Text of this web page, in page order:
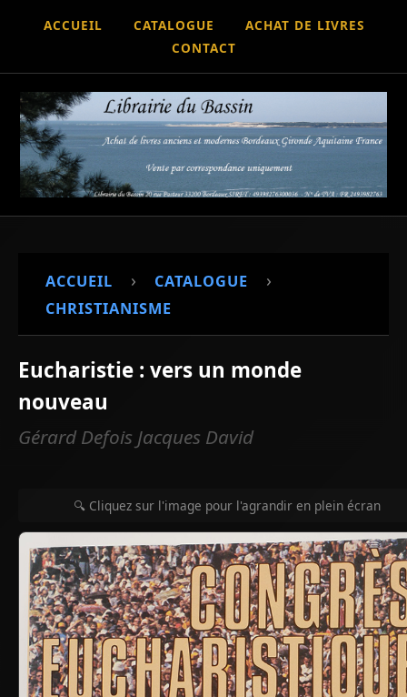
ACCUEIL CATALOGUE
ACHAT DE LIVRES
CONTACT
ACCUEIL › CATALOGUE ›
CHRISTIANISME
Eucharistie : vers un monde
nouveau
Gérard Defois Jacques David
🔍 Cliquez sur l'image pour l'agrandir en plein écran